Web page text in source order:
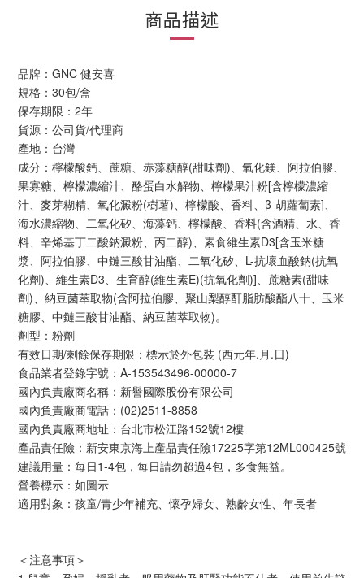
商品描述
品牌：GNC 健安喜
規格：30包/盒
保存期限：2年
貨源：公司貨/代理商
產地：台灣
成分：檸檬酸鈣、蔗糖、赤藻糖醇(甜味劑)、氧化鎂、阿拉伯膠、
果寡糖、檸檬濃縮汁、酪蛋白水解物、檸檬果汁粉[含檸檬濃縮
汁、麥芽糊精、氧化澱粉(樹薯)、檸檬酸、香料、β-胡蘿蔔素]、
海水濃縮物、二氧化矽、海藻鈣、檸檬酸、香料(含酒精、水、香
料、辛烯基丁二酸鈉澱粉、丙二醇)、素食維生素D3[含玉米糖
漿、阿拉伯膠、中鏈三酸甘油酯、二氧化矽、L-抗壞血酸鈉(抗氧
化劑)、維生素D3、生育醇(維生素E)(抗氧化劑)]、蔗糖素(甜味
劑)、納豆菌萃取物(含阿拉伯膠、聚山梨醇酐脂肪酸酯八十、玉米
糖膠、中鏈三酸甘油酯、納豆菌萃取物)。
劑型：粉劑
有效日期/剩餘保存期限：標示於外包裝 (西元年.月.日)
食品業者登錄字號：A-153543496-00000-7
國內負責廠商名稱：新譽國際股份有限公司
國內負責廠商電話：(02)2511-8858
國內負責廠商地址：台北市松江路152號12樓
產品責任險：新安東京海上產品責任險17225字第12ML000425號
建議用量：每日1-4包，每日請勿超過4包，多食無益。
營養標示：如圖示
適用對象：孩童/青少年補充、懷孕婦女、熟齡女性、年長者
＜注意事項＞